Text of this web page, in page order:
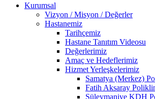
Kurumsal
Vizyon / Misyon / Değerler
Hastanemiz
Tarihçemiz
Hastane Tanıtım Videosu
Değerlerimiz
Amaç ve Hedeflerimiz
Hizmet Yerleşkelerimiz
Samatya (Merkez)
Fatih Aksaray
Süleymaniye KDH